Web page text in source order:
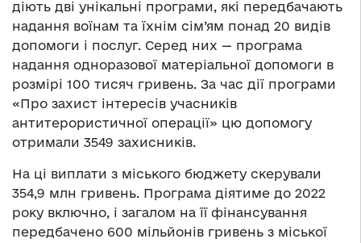
діють дві унікальні програми, які передбачають
надання воїнам та їхнім сім’ям понад 20 видів
допомоги і послуг. Серед них — програма
надання одноразової матеріальної допомоги в
розмірі 100 тисяч гривень. За час дії програми
«Про захист інтересів учасників
антитерористичної операції» цю допомогу
отримали 3549 захисників.
На ці виплати з міського бюджету скерували
354,9 млн гривень. Програма діятиме до 2022
року включно, і загалом на її фінансування
передбачено 600 мільйонів гривень з міської